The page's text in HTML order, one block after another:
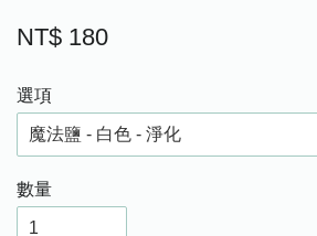
NT$ 180
選項
數量